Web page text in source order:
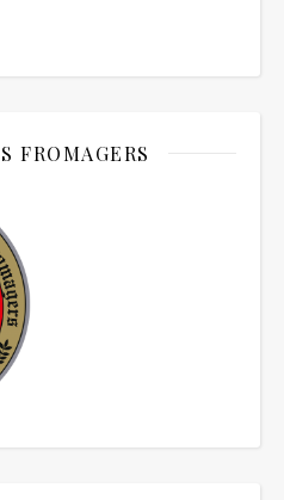
FROMAGERS